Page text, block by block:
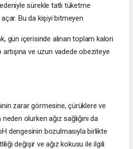
sürekle tatlı tüketme
Bu da kişiyi bitmeyen
gün içerisinde alınan toplam kalori
artışına ve uzun vadede obeziteye
zarar görmesine, çürüklere ve
olurken ağız sağlığını da
dengesinin bozulmasıyla birlikte
değişir ve ağız kokusu ile ilgili